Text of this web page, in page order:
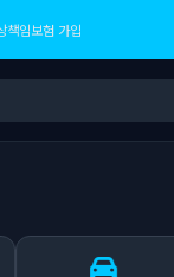
책임보험 가입